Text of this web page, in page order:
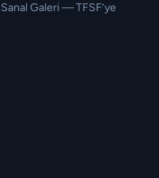
Galeri — TFSF’ye